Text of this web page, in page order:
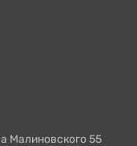
Малиновского 55